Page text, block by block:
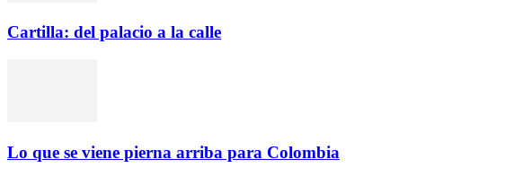
Cartilla: del palacio a la calle
Lo que se viene pierna arriba para Colombia